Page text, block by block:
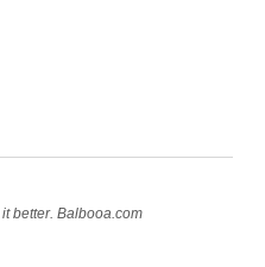
better. Balbooa.com